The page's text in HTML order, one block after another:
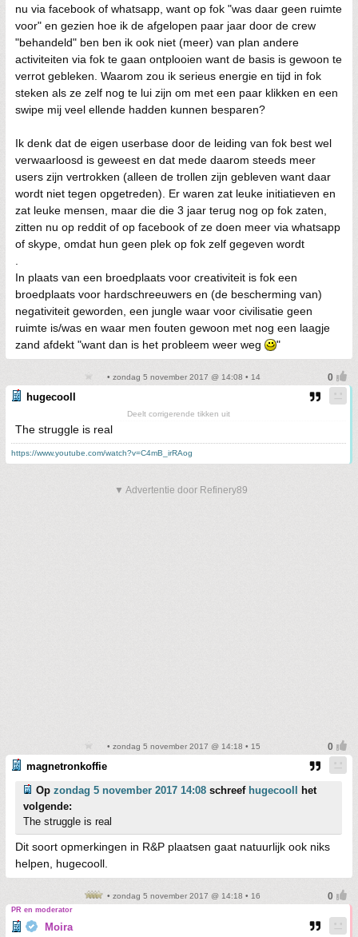
nu via facebook of whatsapp, want op fok "was daar geen ruimte
voor" en gezien hoe ik de afgelopen paar jaar door de crew
"behandeld" ben ben ik ook niet (meer) van plan andere
activiteiten via fok te gaan ontplooien want de basis is gewoon te
verrot gebleken. Waarom zou ik serieus energie en tijd in fok
steken als ze zelf nog te lui zijn om met een paar klikken en een
swipe mij veel ellende hadden kunnen besparen?
Ik denk dat de eigen userbase door de leiding van fok best wel
verwaarloosd is geweest en dat mede daarom steeds meer
users zijn vertrokken (alleen de trollen zijn gebleven want daar
wordt niet tegen opgetreden). Er waren zat leuke initiatieven en
zat leuke mensen, maar die die 3 jaar terug nog op fok zaten,
zitten nu op reddit of op facebook of ze doen meer via whatsapp
of skype, omdat hun geen plek op fok zelf gegeven wordt
In plaats van een broedplaats voor creativiteit is fok een
broedplaats voor hardschreeuwers en (de bescherming van)
negativiteit geworden, een jungle waar voor civilisatie geen
ruimte is/was en waar men fouten gewoon met nog een laagje
zand afdekt "want dan is het probleem weer weg
"
• zondag 5 november 2017 @ 14:08 • 14
hugecooll
Deelt corrigerende tikken uit
The struggle is real
https://www.youtube.com/watch?v=C4mB_irRAog
▼ Advertentie door Refinery89
• zondag 5 november 2017 @ 14:18 • 15
magnetronkoffie
Op zondag 5 november 2017 14:08 schreef hugecooll
het
volgende:
The struggle is real
Dit soort opmerkingen in R&P plaatsen gaat natuurlijk ook niks
helpen, hugecooll.
• zondag 5 november 2017 @ 14:18 • 16
PR en moderator
Moira